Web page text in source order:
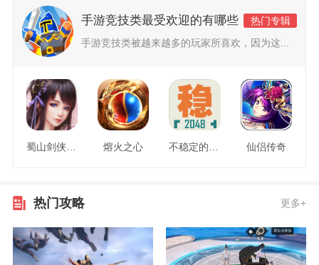
手游竞技类最受欢迎的有哪些
热门专辑
手游竞技类被越来越多的玩家所喜欢，因为这...
蜀山剑侠情缘 熔火之心 不稳定的2048 仙侣传奇
热门攻略 更多+